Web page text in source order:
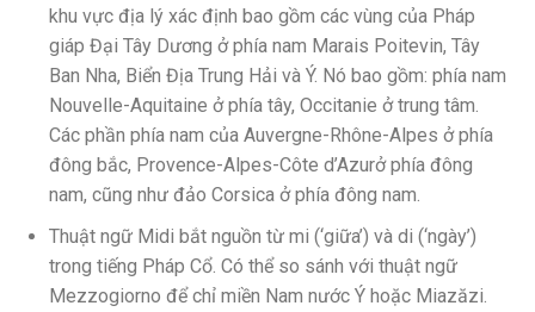
khu vực địa lý xác định bao gồm các vùng của Pháp
giáp Đại Tây Dương ở phía nam Marais Poitevin, Tây
Ban Nha, Biển Địa Trung Hải và Ý. Nó bao gồm: phía nam
Nouvelle-Aquitaine ở phía tây, Occitanie ở trung tâm.
Các phần phía nam của Auvergne-Rhône-Alpes ở phía
đông bắc, Provence-Alpes-Côte d’Azurở phía đông
nam, cũng như đảo Corsica ở phía đông nam.
Thuật ngữ Midi bắt nguồn từ mi (‘giữa’) và di (‘ngày’)
trong tiếng Pháp Cổ. Có thể so sánh với thuật ngữ
Mezzogiorno để chỉ miền Nam nước Ý hoặc Miazăzi.